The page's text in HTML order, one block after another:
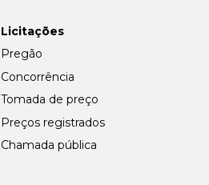
Licitações
Pregão
Concorrência
Tomada de preço
Preços registrados
Chamada pública